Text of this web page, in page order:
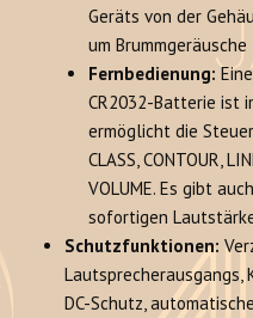
Geräts von der
um
Fernbedienung:
CR2032-Batterie ist
ermöglicht die
CLASS, CONTOUR,
VOLUME. Es gibt
sofortigen
Schutzfunktionen:
Lautsprecherausgangs,
DC-Schutz,